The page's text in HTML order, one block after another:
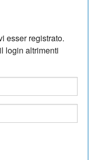
esser registrato.
login altrimenti